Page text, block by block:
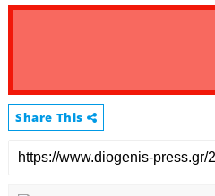
Share This